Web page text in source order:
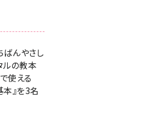
ばんやさし
の教本
使える
』を3名